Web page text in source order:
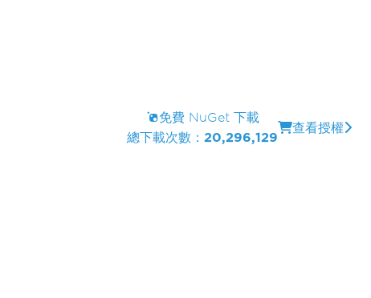
免費 NuGet 下載
總下載次數： 20,296,129
查看授權